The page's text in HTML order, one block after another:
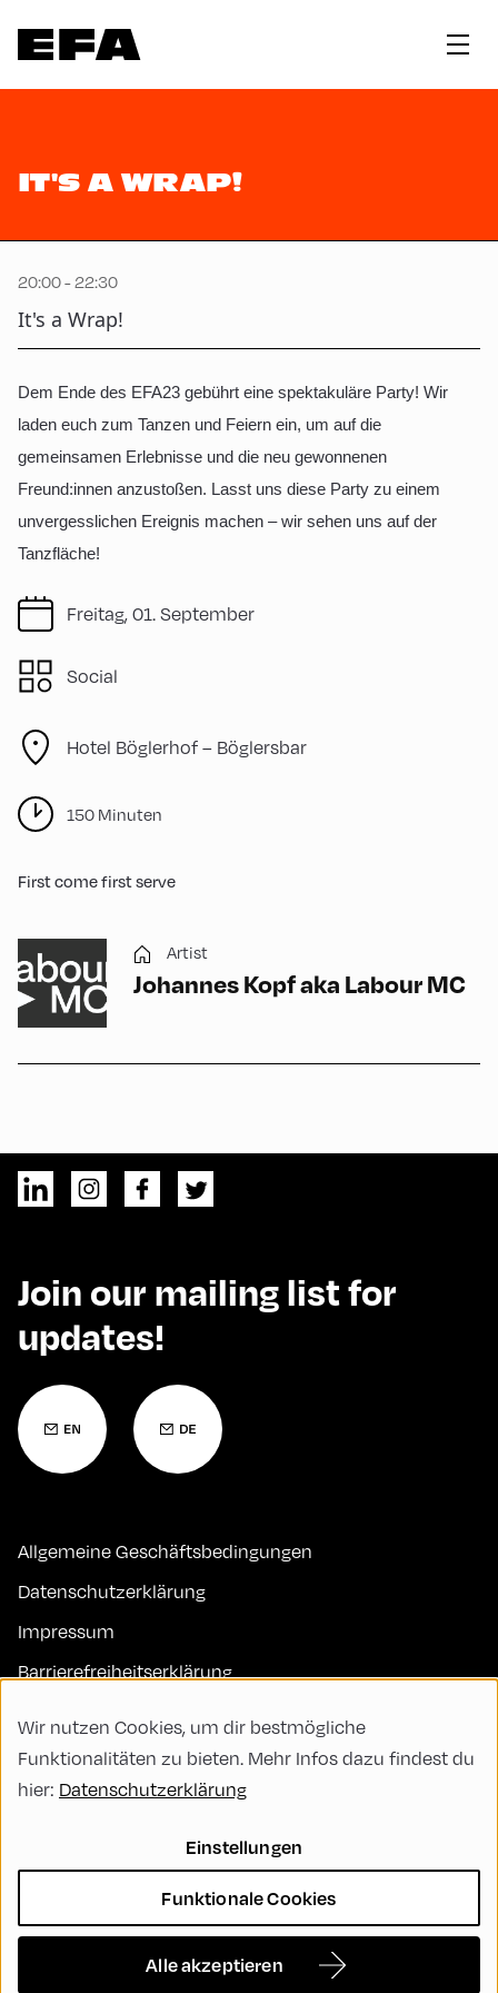
IT'S A WRAP!
20:00 - 22:30
It's a Wrap!
Freitag, 01. September
Social
Hotel Böglerhof – Böglersbar
150 Minuten
First come first serve
Dem Ende des EFA23 gebührt eine spektakuläre Party! Wir
laden euch zum Tanzen und Feiern ein, um auf die
gemeinsamen Erlebnisse und die neu gewonnenen
Freund:innen anzustoßen. Lasst uns diese Party zu einem
unvergesslichen Ereignis machen – wir sehen uns auf der
Tanzfläche!
Artist
Johannes Kopf aka Labour MC
Join our mailing list for
updates!
Allgemeine Geschäftsbedingungen
Datenschutzerklärung
Impressum
Barrierefreiheitserklärung
FAQs
Code of Conduct
Nachhaltigkeit
Vielfalt, Gleichberechtigung und Inklusion
Wir nutzen Cookies, um dir bestmögliche
Funktionalitäten zu bieten. Mehr Infos dazu findest du
hier: Datenschutzerklärung
Einstellungen
Funktionale Cookies
Alle akzeptieren